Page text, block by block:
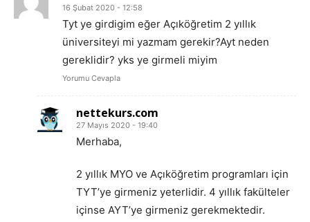
16 Şubat 2020 - 12:58
Tyt ye girdigim eğer Açıköğretim 2 yıllık
üniversiteyi mi yazmam gerekir?Ayt neden
gereklidir? yks ye girmeli miyim
Yorumu Cevapla
nettekurs.com
27 Mayıs 2020 - 19:40
Merhaba,
2 yıllık MYO ve Açıköğretim programları için
TYT’ye girmeniz yeterlidir. 4 yıllık fakülteler
içinse AYT’ye girmeniz gerekmektedir.